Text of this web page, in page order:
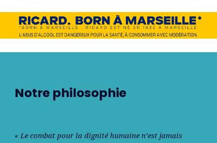
Notre philosophie
« Le combat pour la dignité humaine n’est jamais